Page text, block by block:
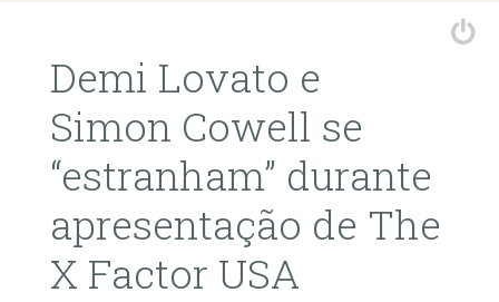
Demi Lovato e
Simon Cowell se
“estranham” durante
apresentação de The
X Factor USA